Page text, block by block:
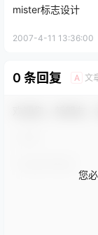
mister标志设计
2007-4-11 13:36:00
0 条回复 A 文
您